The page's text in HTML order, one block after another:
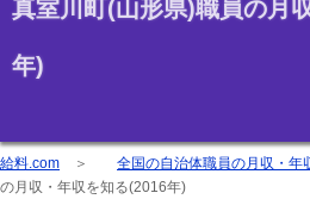
真室川町(山形県)職員の月
年)
給料.com ＞ 全国の自治体職員の月収・年
の月収・年収を知る(2016年)